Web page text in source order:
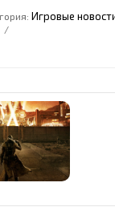
: Игровые